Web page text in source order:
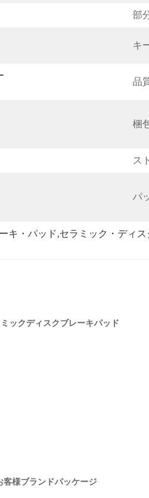
部
キ
品
梱
ス
パ
キ・パッド,セラミック・ディ
ックディスクブレーキパッド
様ブランドパッケージ